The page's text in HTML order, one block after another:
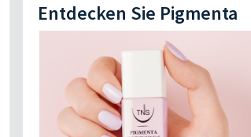
Entdecken Sie Pigmenta